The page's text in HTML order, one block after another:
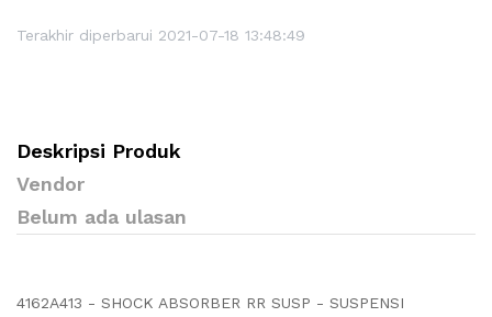
Terakhir diperbarui 2021-07-18 13:48:49
Deskripsi Produk
Vendor
Belum ada ulasan
4162A413 - SHOCK ABSORBER RR SUSP - SUSPENSI